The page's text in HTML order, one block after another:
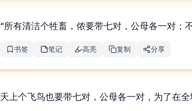
“所有清洁个牲畜，侬要带七对，公母各一对；
书签 笔记 高亮 复制 分享
天上个飞鸟也要带七对，公母各一对，为了在全